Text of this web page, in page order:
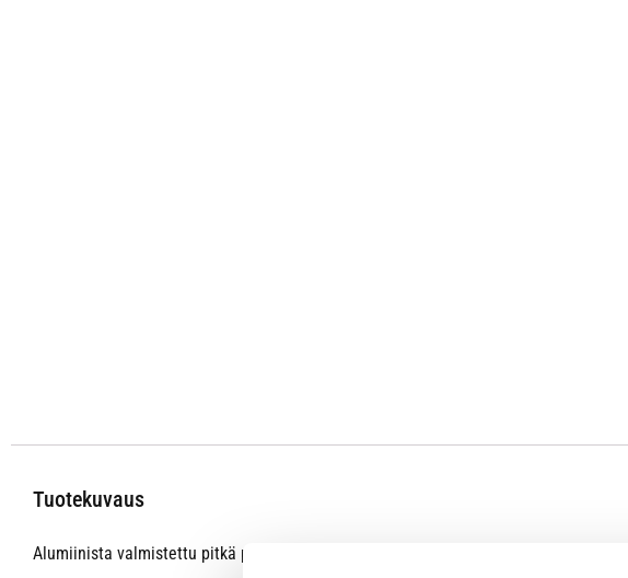
Tuotekuvaus
Alumiinista valmistettu pitkä pizzalapio puukahvalla. Pitkä pizzalapio soveltuu